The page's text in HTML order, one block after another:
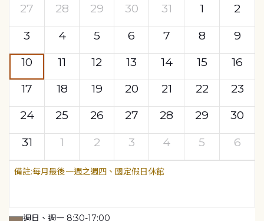
27 28 29 30 31 1
2
3
4 5 6 7 8
9
10
11 12 13 14 15
16
17
18 19 20 21 22
23
24
25 26 27 28 29
30
31
1 2 3 4 5 6
每月最後一週之週四、國定假日休館
週日、週一 8:30-17:00